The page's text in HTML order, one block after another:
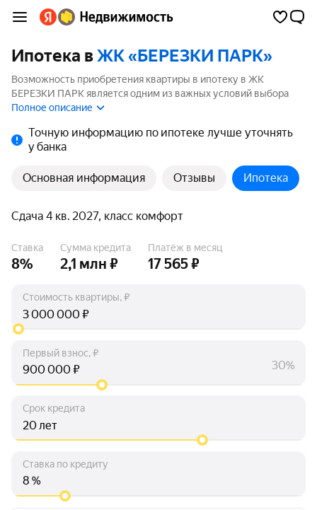
Ипотека вЖК «БЕРЕЗКИ ПАРК»
Возможность приобретения квартиры в ипотеку в ЖК
БЕРЕЗКИ ПАРК является одним из важных условий выбора
квартиры. На странице мы собрали программы кредитования
Полное описание
Точную информацию по ипотеке лучше уточнять
у банка
Основная информация Отзывы Ипотека
Сдача 4 кв. 2027, класс комфорт
Ставка
8%
Сумма кредита
2,1 млн ₽
Платёж в месяц
17 565 ₽
Стоимость квартиры, ₽
₽
Первый взнос, ₽
₽ 30%
Срок кредита
лет
Ставка по кредиту
%